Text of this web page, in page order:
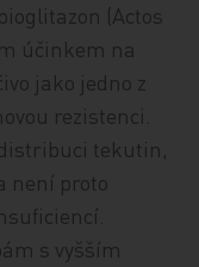
(Actos
účinkem na
jako jedno z
rezistenci.
tekutin,
není proto
s vyšším